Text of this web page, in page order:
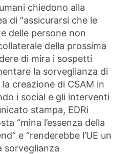
chiedono alla
di “assicurarsi che le
delle persone non
della prossima
di mira i sospetti
la sorveglianza di
creazione di CSAM in
i social e gli interventi
stampa, EDRi
“mina l’essenza della
e “renderebbe l’UE un
sorveglianza